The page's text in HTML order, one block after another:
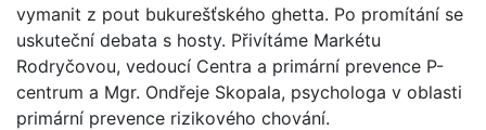
vymanit z pout bukurešťského ghetta. Po promítání se
uskuteční debata s hosty. Přivítáme Markétu
Rodryčovou, vedoucí Centra a primární prevence P-
centrum a Mgr. Ondřeje Skopala, psychologa v oblasti
primární prevence rizikového chování.